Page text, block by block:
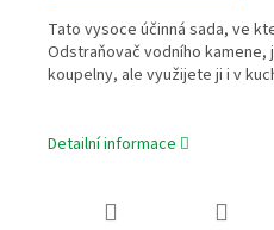
Tato vysoce účinná sada, ve
Odstraňovač vodního
koupelny, ale využijete ji i v
Detailní informace